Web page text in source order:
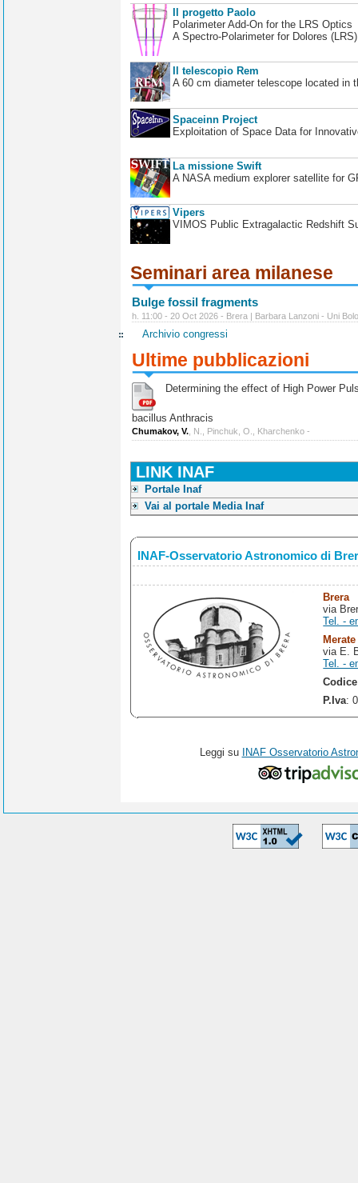
Il progetto Paolo
Polarimeter Add-On for the LRS Optics
A Spectro-Polarimeter for Dolores
Il telescopio Rem
A 60 cm diameter telescope located in
Spaceinn Project
Exploitation of Space Data for
La missione Swift
A NASA medium explorer satellite for
Vipers
VIMOS Public Extragalactic Redshift
Seminari area milanese
Bulge fossil fragments
h. 11:00 - 20 Oct 2026 - Brera | Barbara Lanzoni - Uni
Archivio congressi
Ultime pubblicazioni
Determining the effect of High Power
bacillus Anthracis
Chumakov, V. , N., Pinchuk, O., Kharchenko -
LINK INAF
Portale Inaf
Vai al portale Media Inaf
INAF-Osservatorio Astronomico di
Brera
via
Tel. -
Merate
via E.
Tel. -
P.Iva:
Leggi su INAF Osservatorio